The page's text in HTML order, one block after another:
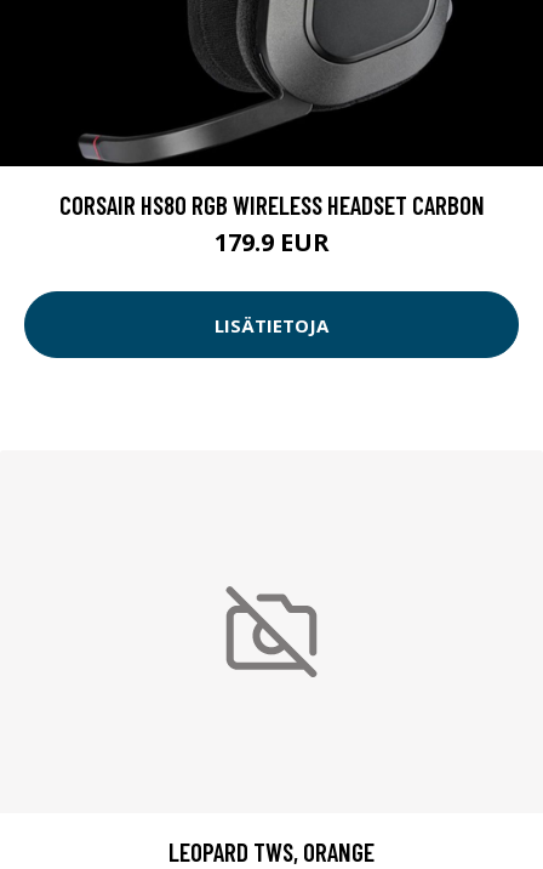
CORSAIR HS80 RGB WIRELESS HEADSET CARBON
179.9 EUR
LISÄTIETOJA
LEOPARD TWS, ORANGE